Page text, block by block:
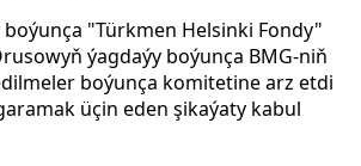
"Türkmen Helsinki Fondy"
ýagdaýy boýunça BMG-niň
boýunça komitetine arz etdi
üçin eden şikaýaty kabul